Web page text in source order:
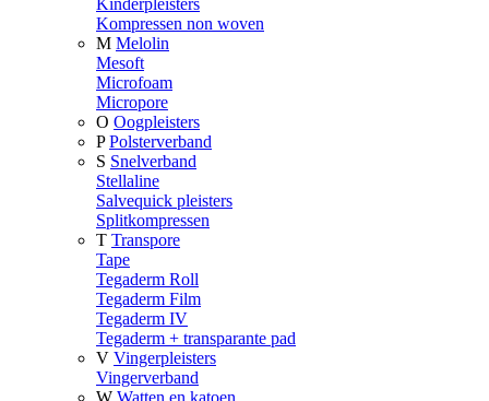
Kinderpleisters
Kompressen non woven
M Melolin
Mesoft
Microfoam
Micropore
O Oogpleisters
P Polsterverband
S Snelverband
Stellaline
Salvequick pleisters
Splitkompressen
T Transpore
Tape
Tegaderm Roll
Tegaderm Film
Tegaderm IV
Tegaderm + transparante pad
V Vingerpleisters
Vingerverband